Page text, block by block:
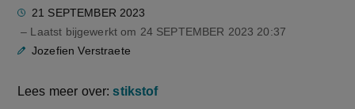
21 SEPTEMBER 2023
– Laatst bijgewerkt om 24 SEPTEMBER 2023 20:37
Jozefien Verstraete
Lees meer over:stikstof